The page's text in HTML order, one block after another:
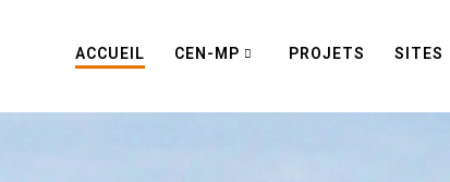
ACCUEIL CEN-MP PROJETS SITES